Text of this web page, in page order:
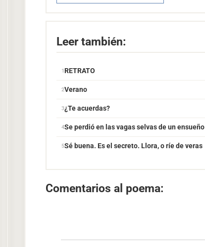
Leer también:
RETRATO
Verano
¿Te acuerdas?
Se perdió en las vagas selvas de un ensueño
Sé buena. Es el secreto. Llora, o ríe de veras
Comentarios al poema: